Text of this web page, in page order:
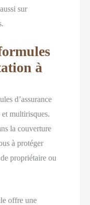
sur
à
d’assurance
multirisques.
la couverture
à protéger
propriétaire ou
offre une